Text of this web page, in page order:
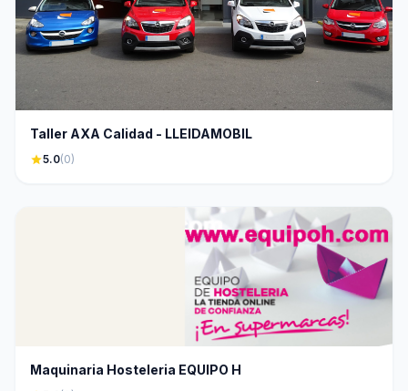
Taller AXA Calidad - LLEIDAMOBIL
star5.0(0)
Maquinaria Hosteleria EQUIPO H